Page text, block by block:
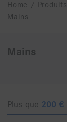
Home / Produits
Mains
Mains
Plus que 200 €